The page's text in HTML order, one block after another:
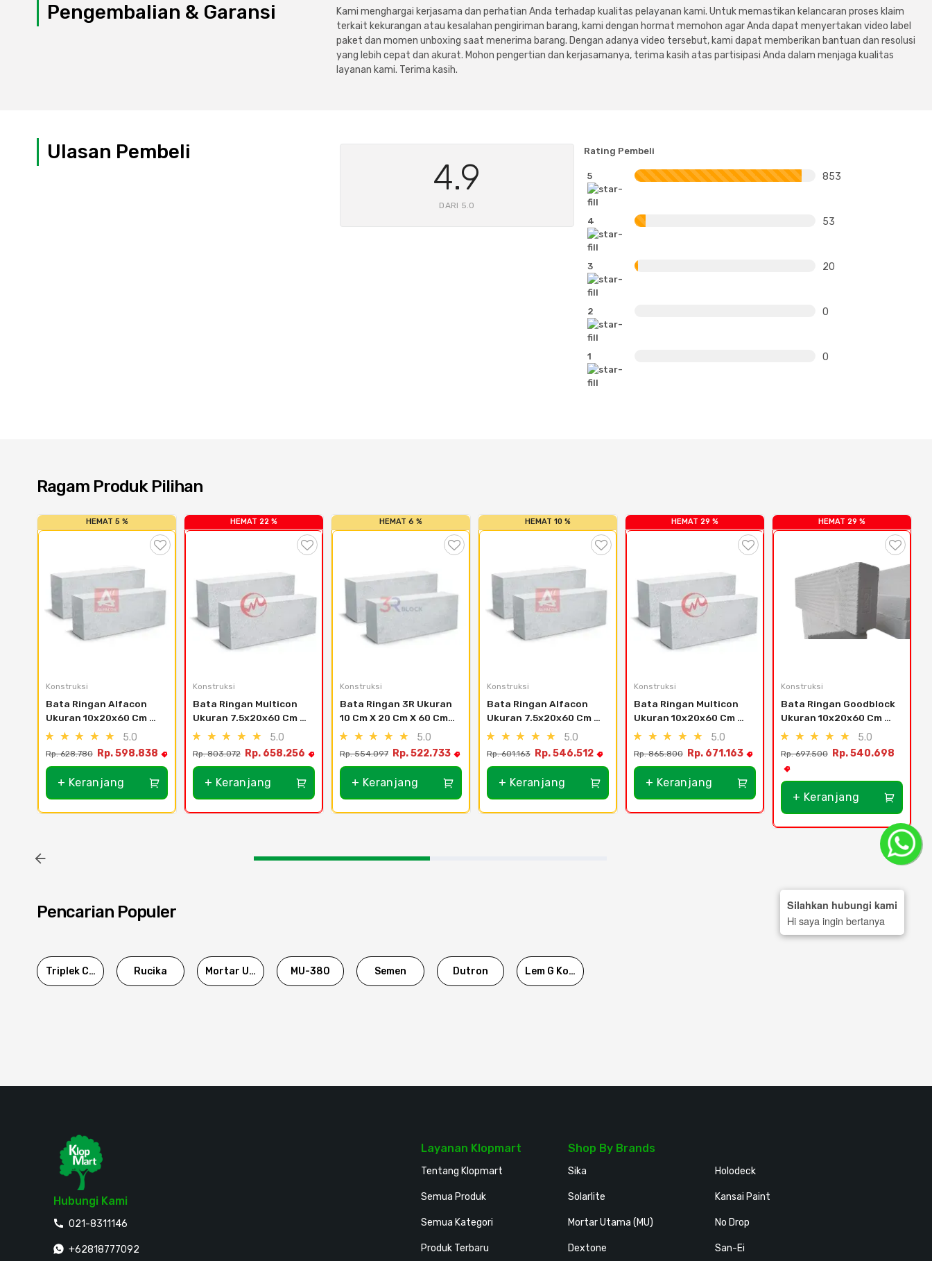
Pengembalian & Garansi
Kami menghargai kerjasama dan perhatian Anda terhadap kualitas pelayanan kami. Untuk memastikan kelancaran proses klaim
terkait kekurangan atau kesalahan pengiriman barang, kami dengan hormat memohon agar Anda dapat menyertakan video label
paket dan momen unboxing saat menerima barang. Dengan adanya video tersebut, kami dapat memberikan bantuan dan resolusi
yang lebih cepat dan akurat. Mohon pengertian dan kerjasamanya, terima kasih atas partisipasi Anda dalam menjaga kualitas
layanan kami. Terima kasih.
Ulasan Pembeli
4.9
DARI 5.0
Rating Pembeli
5 853
4 53
3 20
2 0
1 0
Ragam Produk Pilihan
HEMAT 5 %
Konstruksi
Bata Ringan Alfacon
Ukuran 10x20x60 Cm
(12.6 M3) - Subang
5.0
Rp. 628.780 Rp. 598.838
+ Keranjang
HEMAT 22 %
Konstruksi
Bata Ringan Multicon
Ukuran 7.5x20x60 Cm
(12.6 M3) - Kab
Kota , Tangsel
5.0
Rp. 803.072 Rp. 658.256
+ Keranjang
HEMAT 6 %
Konstruksi
Bata Ringan 3R Ukuran
10 Cm X 20 Cm X 60 Cm
(14.4 M3)
5.0
Rp. 554.097 Rp. 522.733
+ Keranjang
HEMAT 10 %
Konstruksi
Bata Ringan Alfacon
Ukuran 7.5x20x60 Cm
(12.6 M3) - Cikarang
5.0
Rp. 601.163 Rp. 546.512
+ Keranjang
HEMAT 29 %
Konstruksi
Bata Ringan Multicon
Ukuran 10x20x60 Cm
(12.6 M3) - Jakarta
5.0
Rp. 865.800 Rp. 671.163
+ Keranjang
HEMAT 29 %
Konstruksi
Bata Ringan Goodblock
Ukuran 10x20x60 Cm
(12.6 M3)
5.0
Rp. 697.500 Rp. 540.698
+ Keranjang
Pencarian Populer
Triplek Cor Rucika Mortar Utama MU-380 Semen Dutron Lem G Korea
Hubungi Kami
021-8311146
+62818777092
Layanan Klopmart
Tentang Klopmart
Semua Produk
Semua Kategori
Produk Terbaru
Shop By Brands
Sika
Solarlite
Mortar Utama (MU)
Dextone
Holodeck
Kansai Paint
No Drop
San-Ei
Silahkan hubungi kami
Hi saya ingin bertanya